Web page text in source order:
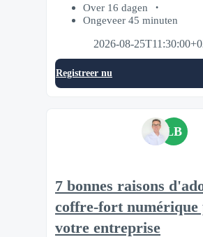
Over 16 dagen
Ongeveer 45 minuten
2026-08-
Registreer nu
LB
7 bonnes raisons
coffre-fort numérique
votre entreprise